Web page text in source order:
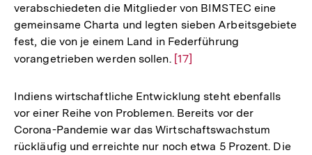
verabschiedeten die Mitglieder von BIMSTEC eine
gemeinsame Charta und legten sieben Arbeitsgebiete
fest, die von je einem Land in Federführung
vorangetrieben werden sollen. Zur
der
Fußnote
[17]
Indiens wirtschaftliche Entwicklung steht ebenfalls
vor einer Reihe von Problemen. Bereits vor der
Corona-Pandemie war das Wirtschaftswachstum
rückläufig und erreichte nur noch etwa 5 Prozent. Die